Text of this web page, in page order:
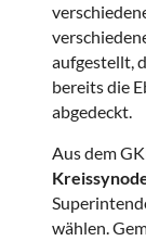
aufgestellt,
bereits die
abgedeckt.
Aus dem
wählen.